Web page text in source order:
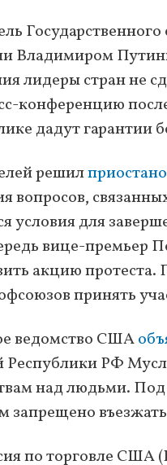
Владимиром
лидеры стран не
конференцию
дадут гарантии
решил
вопросов,
условия для
вице-премьер
акцию протеста.
принять
ведомство США
РФ
над людьми.
запрещено
по торговле